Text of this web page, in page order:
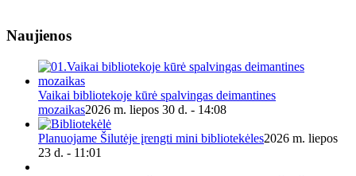
Naujienos
Vaikai bibliotekoje kūrė spalvingas deimantines
mozaikas2026 m. liepos 30 d. - 14:08
Planuojame Šilutėje įrengti mini bibliotekėles2026 m. liepos
23 d. - 11:01